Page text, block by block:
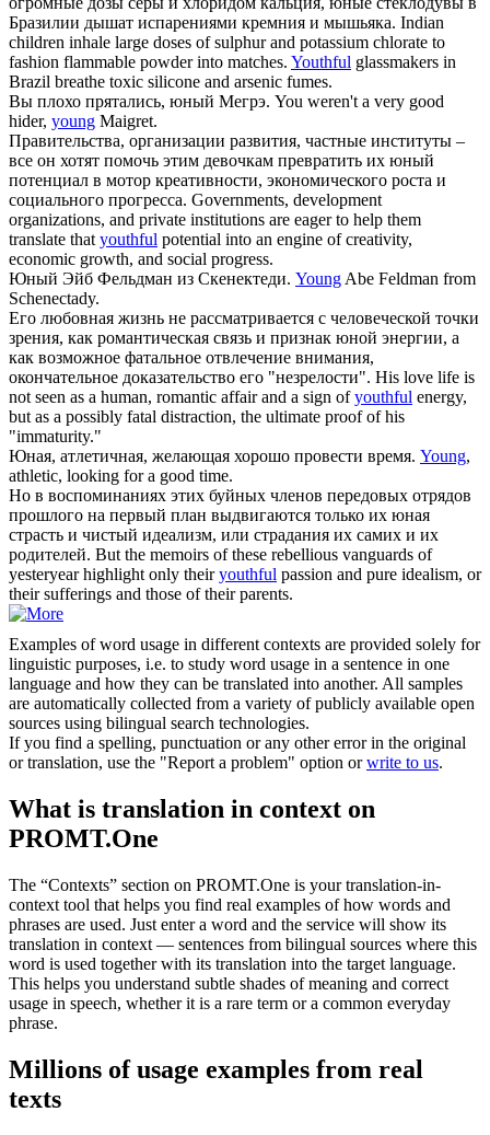
Бразилии дышат испарениями кремния и мышьяка. Indian
children inhale large doses of sulphur and potassium chlorate to
fashion flammable powder into matches. Youthful glassmakers in
Brazil breathe toxic silicone and arsenic fumes.
Вы плохо прятались, юный Мегрэ. You weren't a very good
hider, young Maigret.
Правительства, организации развития, частные институты –
все он хотят помочь этим девочкам превратить их юный
потенциал в мотор креативности, экономического роста и
социального прогресса. Governments, development
organizations, and private institutions are eager to help them
translate thatyouthful potential into an engine of creativity,
economic growth, and social progress.
Юный Эйб Фельдман из Скенектеди. YoungAbe Feldman from
Schenectady.
Его любовная жизнь не рассматривается с человеческой точки
зрения, как романтическая связь и признак юной энергии, а
как возможное фатальное отвлечение внимания,
окончательное доказательство его "незрелости". His love life is
not seen as a human, romantic affair and a sign ofyouthful energy,
but as a possibly fatal distraction, the ultimate proof of his
"immaturity."
Юная, атлетичная, желающая хорошо провести время. Young,
athletic, looking for a good time.
Но в воспоминаниях этих буйных членов передовых отрядов
прошлого на первый план выдвигаются только их юная
страсть и чистый идеализм, или страдания их самих и их
родителей. But the memoirs of these rebellious vanguards of
yesteryear highlight only theiryouthful passion and pure idealism, or
their sufferings and those of their parents.
Examples of word usage in different contexts are provided solely for
linguistic purposes, i.e. to study word usage in a sentence in one
language and how they can be translated into another. All samples
are automatically collected from a variety of publicly available open
sources using bilingual search technologies.
If you find a spelling, punctuation or any other error in the original
or translation, use the "Report a problem" option orwrite to us.
What is translation in context on
PROMT.One
The “Contexts” section on PROMT.One is your translation-in-
context tool that helps you find real examples of how words and
phrases are used. Just enter a word and the service will show its
translation in context — sentences from bilingual sources where this
word is used together with its translation into the target language.
This helps you understand subtle shades of meaning and correct
usage in speech, whether it is a rare term or a common everyday
phrase.
Millions of usage examples from real
texts